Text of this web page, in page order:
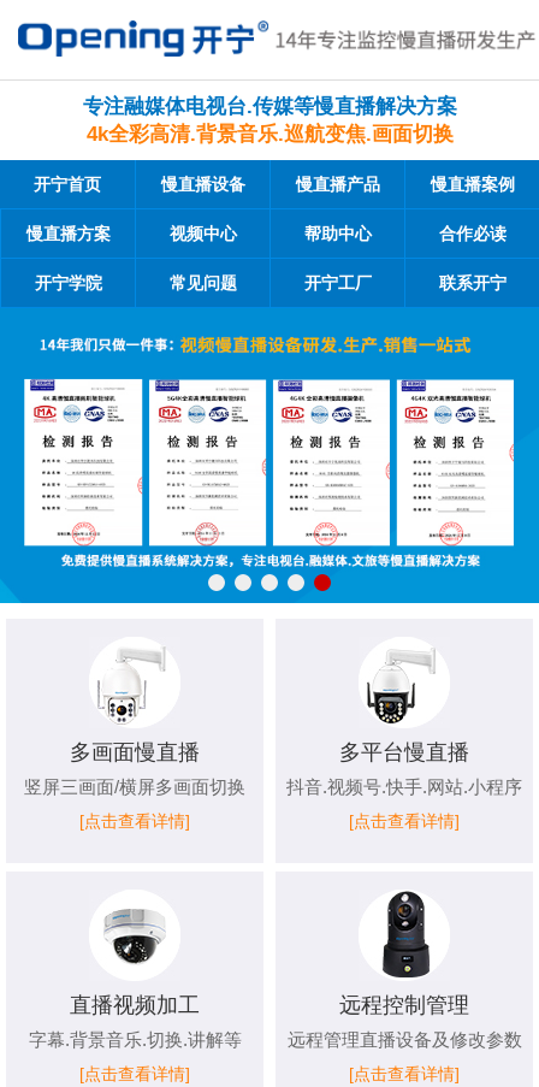
专注融媒体电视台.传媒等慢直播解决方案
4k全彩高清.背景音乐.巡航变焦.画面切换
开宁首页 慢直播设备 慢直播产品 慢直播案例
慢直播方案 视频中心 帮助中心 合作必读
开宁学院 常见问题 开宁工厂 联系开宁
多画面慢直播
竖屏三画面/横屏多画面切换
[点击查看详情]
多平台慢直播
抖音.视频号.快手.网站.小程序
[点击查看详情]
直播视频加工
字幕.背景音乐.切换.讲解等
[点击查看详情]
远程控制管理
远程管理直播设备及修改参数
[点击查看详情]